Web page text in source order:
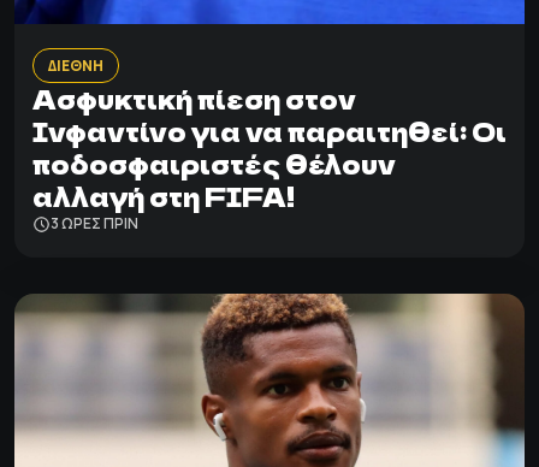
ΔΙΕΘΝΗ
Ασφυκτική πίεση στον
Ινφαντίνο για να παραιτηθεί: Οι
ποδοσφαιριστές θέλουν
αλλαγή στη FIFA!
3 ΩΡΕΣ ΠΡΙΝ